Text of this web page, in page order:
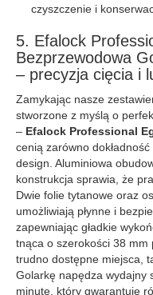
czyszczenie i
5. Efalock
Bezprzewodowa
– precyzja cięcia i
Zamykając nasze
stworzone z myślą o
– Efalock Professional
cenią zarówno
design. Aluminiowa
konstrukcja sprawia, że
Dwie folie tytanowe oraz
umożliwiają płynne i
zapewniając gładkie
tnąca o szerokości 38 mm
trudno dostępne miejsca,
Golarkę napędza wydajny
minutę, który gwarantuje